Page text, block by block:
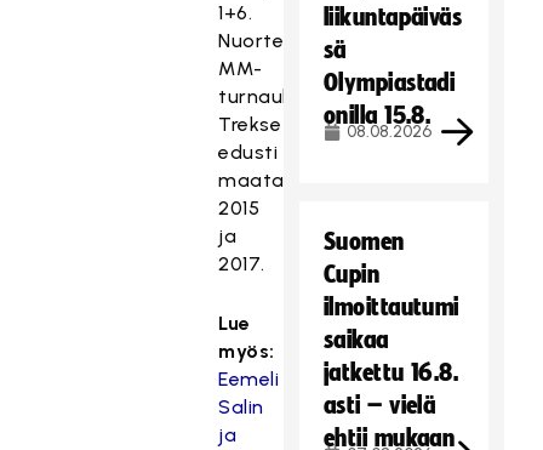
1+6.
Nuorten
MM-
turnauksissa
Trekse
edusti
maataan
2015
ja
2017.
Lue
myös:
Eemeli
Salin
ja
liikuntapäiväs
sä
Olympiastadi
onilla 15.8.
08.08.2026
Suomen
Cupin
ilmoittautumi
saikaa
jatkettu 16.8.
asti – vielä
ehtii mukaan